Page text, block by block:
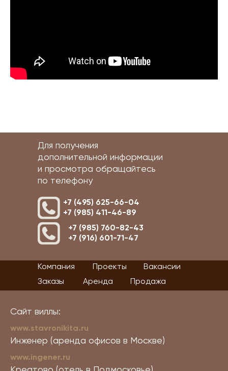
Для получения
дополнительной информации
и просмотра обращайтесь
по телефону
+7 (495) 625-66-04
+7 (985) 411-46-89
+7 (985) 760-82-43
+7 (916) 601-71-47
Компания Проекты
Вакансии
Заказы
Аренда Продажа
Сайт виллы:
www.stavronikita.ru
Инженер (аренда офисов в Москве)
www.ingener.ru